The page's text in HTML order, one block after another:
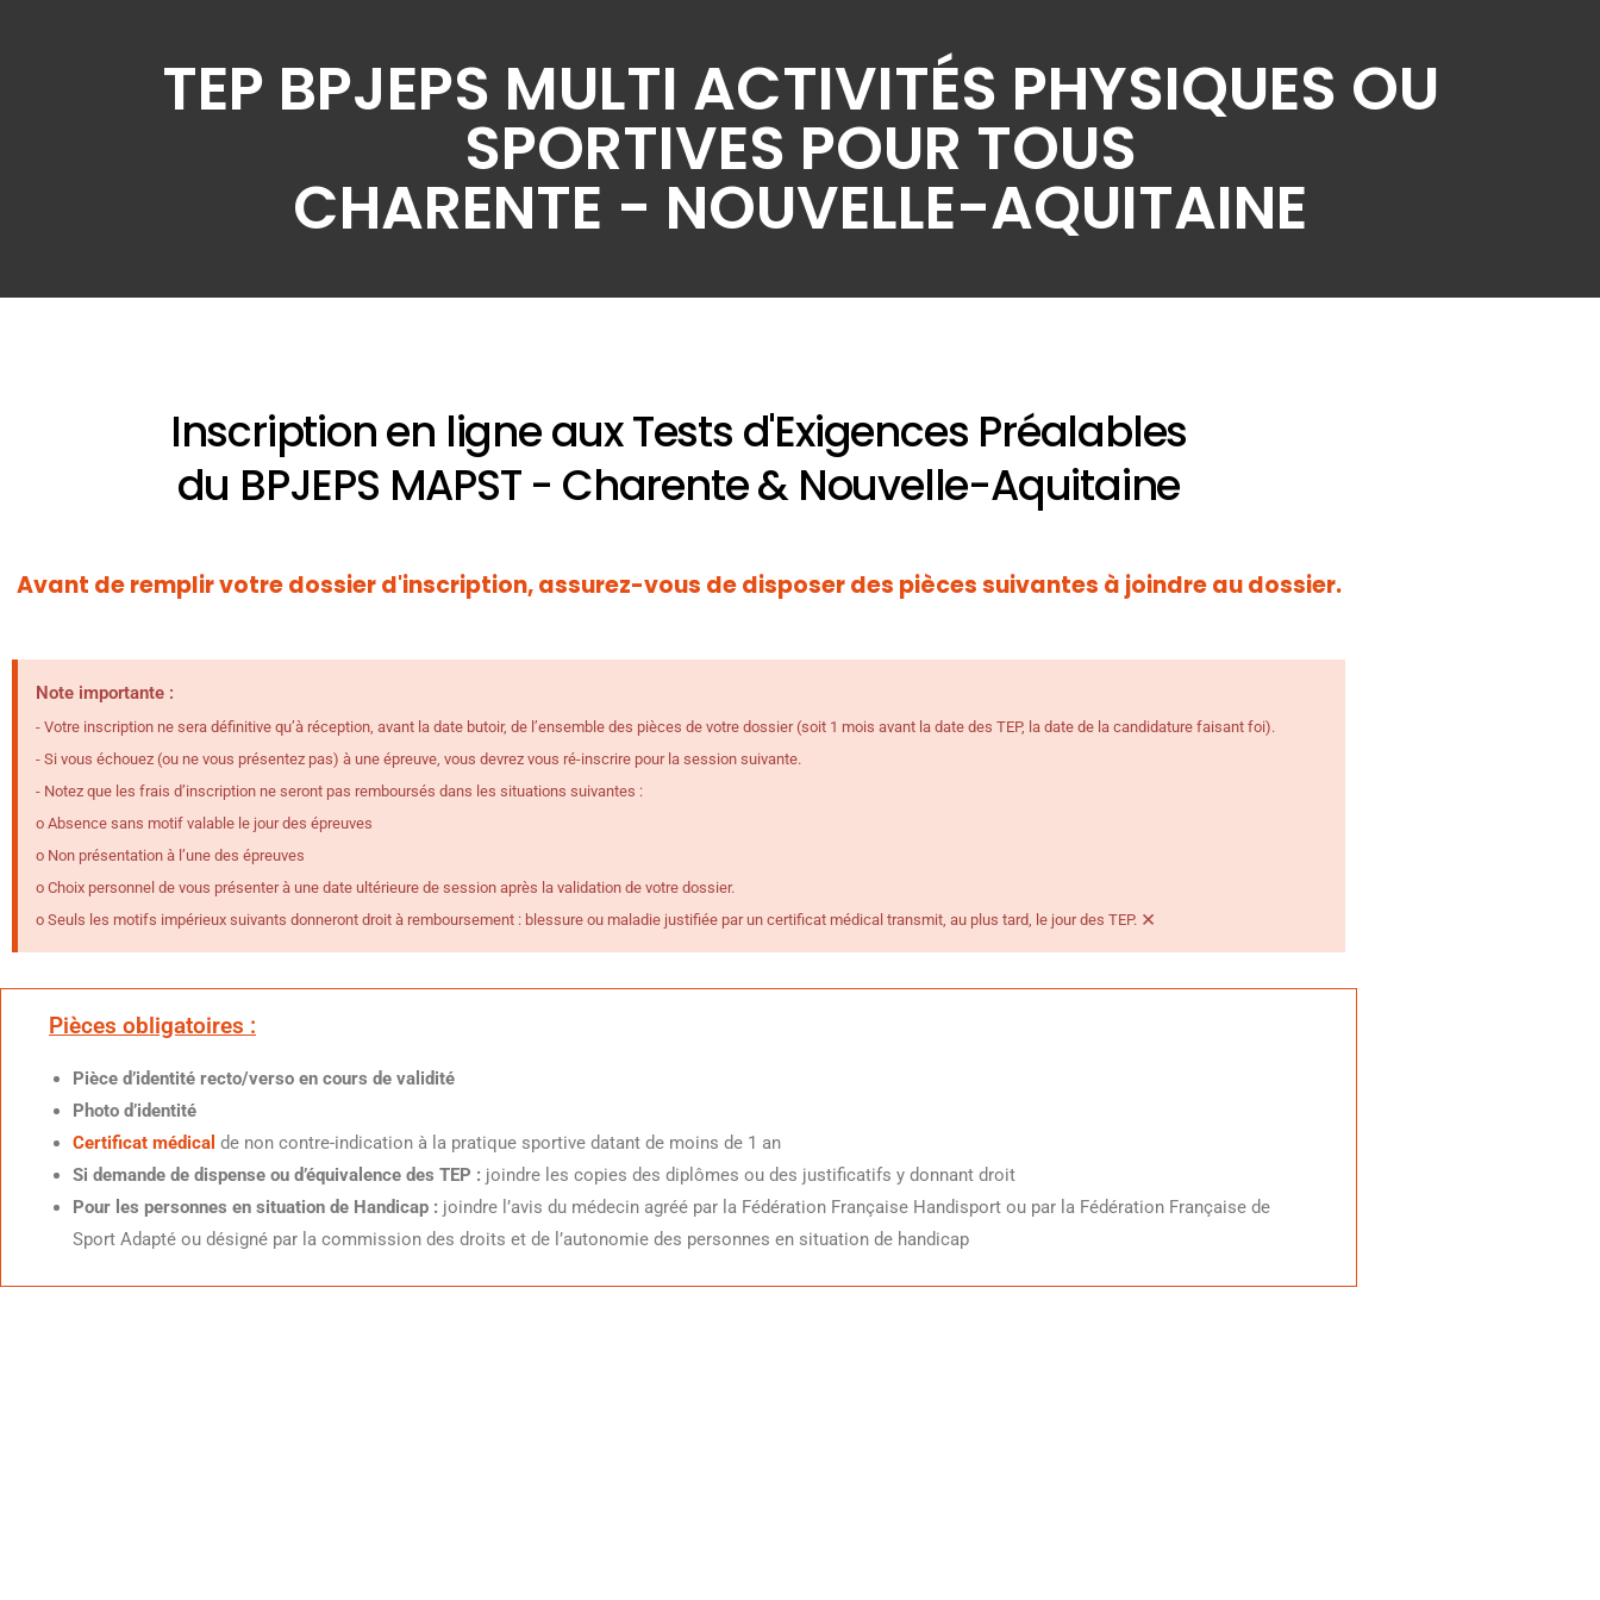
TEP BPJEPS MULTI ACTIVITÉS PHYSIQUES OU
SPORTIVES POUR TOUS
CHARENTE - NOUVELLE-AQUITAINE
Inscription en ligne aux Tests d'Exigences Préalables
du BPJEPS MAPST - Charente & Nouvelle-Aquitaine
Avant de remplir votre dossier d'inscription, assurez-vous de disposer des pièces suivantes à joindre au dossier.
Note importante :
- Votre inscription ne sera définitive qu’à réception, avant la date butoir, de l’ensemble des pièces de votre dossier (soit 1 mois avant la date des TEP, la date de la candidature faisant foi).
- Si vous échouez (ou ne vous présentez pas) à une épreuve, vous devrez vous ré-inscrire pour la session suivante.
- Notez que les frais d’inscription ne seront pas remboursés dans les situations suivantes :
o Absence sans motif valable le jour des épreuves
o Non présentation à l’une des épreuves
o Choix personnel de vous présenter à une date ultérieure de session après la validation de votre dossier.
o Seuls les motifs impérieux suivants donneront droit à remboursement : blessure ou maladie justifiée par un certificat médical transmit, au plus tard, le jour des TEP. ×
Pièces obligatoires :
Pièce d’identité recto/verso en cours de validité
Photo d’identité
Certificat médical de non contre-indication à la pratique sportive datant de moins de 1 an
Si demande de dispense ou d’équivalence des TEP : joindre les copies des diplômes ou des justificatifs y donnant droit
Pour les personnes en situation de Handicap : joindre l’avis du médecin agréé par la Fédération Française Handisport ou par la Fédération Française de
Sport Adapté ou désigné par la commission des droits et de l’autonomie des personnes en situation de handicap